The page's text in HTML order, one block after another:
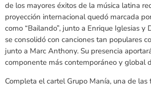
de los mayores éxitos de la música latina
proyección internacional quedó marcada
como “Bailando”, junto a Enrique Iglesias y
se consolidó con canciones tan populares
junto a Marc Anthony. Su presencia
componente más contemporáneo y global
Completa el cartel Grupo Manía, una de las